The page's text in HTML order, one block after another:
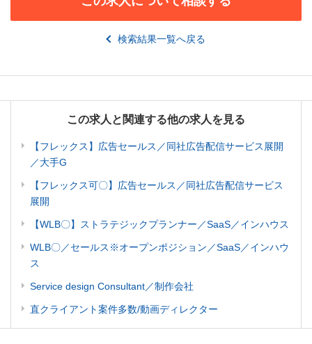
検索結果一覧へ戻る
この求人と関連する他の求人を見る
【フレックス】広告セールス／同社広告配信サービス展開
／大手G
【フレックス可〇】広告セールス／同社広告配信サービス
展開
【WLB〇】ストラテジックプランナー／SaaS／インハウス
WLB〇／セールス※オープンポジション／SaaS／インハウ
ス
Service design Consultant／制作会社
直クライアント案件多数/動画ディレクター